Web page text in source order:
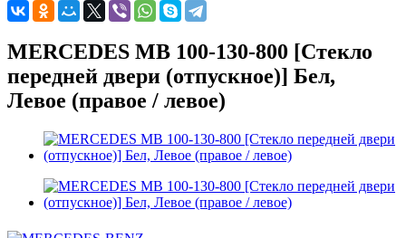
MERCEDES MB 100-130-800 [Стекло
передней двери (отпускное)] Бел,
Левое (правое / левое)